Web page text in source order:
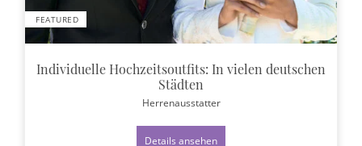
FEATURED
Individuelle Hochzeitsoutfits: In vielen deutschen
Städten
Herrenausstatter
Details ansehen